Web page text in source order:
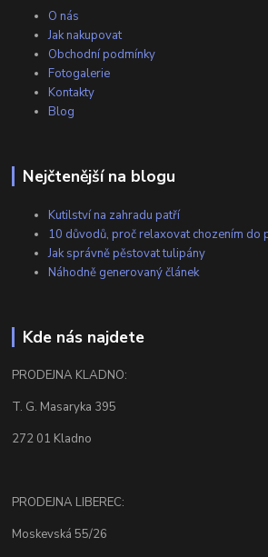
O nás
Jak nakupovat
Obchodní podmínky
Fotogalerie
Kontakty
Blog
Nejčtenější na blogu
Kutilství na zahradu patří
10 důvodů, proč relaxovat chozením do
Jak správně pěstovat tulipány
Náhodně generovaný článek
Kde nás najdete
PRODEJNA KLADNO:
T. G. Masaryka 395
272 01 Kladno
PRODEJNA LIBEREC:
Moskevská 55/26